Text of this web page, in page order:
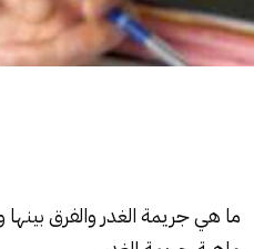
ما هي جريمة الغدر والفرق بينها